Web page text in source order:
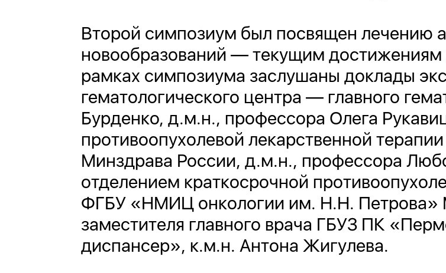
Второй симпозиум был посвящен лечению
новообразований — текущим
рамках симпозиума заслушаны доклады
гематологического центра — главного
Бурденко, д.м.н., профессора Олега
противоопухолевой лекарственной
Минздрава России, д.м.н., профессора
отделением краткосрочной
ФГБУ «НМИЦ онкологии им. Н.Н. Петрова»
заместителя главного врача ГБУЗ ПК
диспансер», к.м.н. Антона Жигулева.